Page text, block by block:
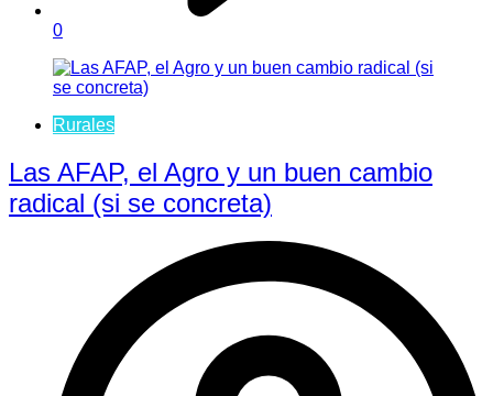
0
Rurales
Las AFAP, el Agro y un buen cambio
radical (si se concreta)